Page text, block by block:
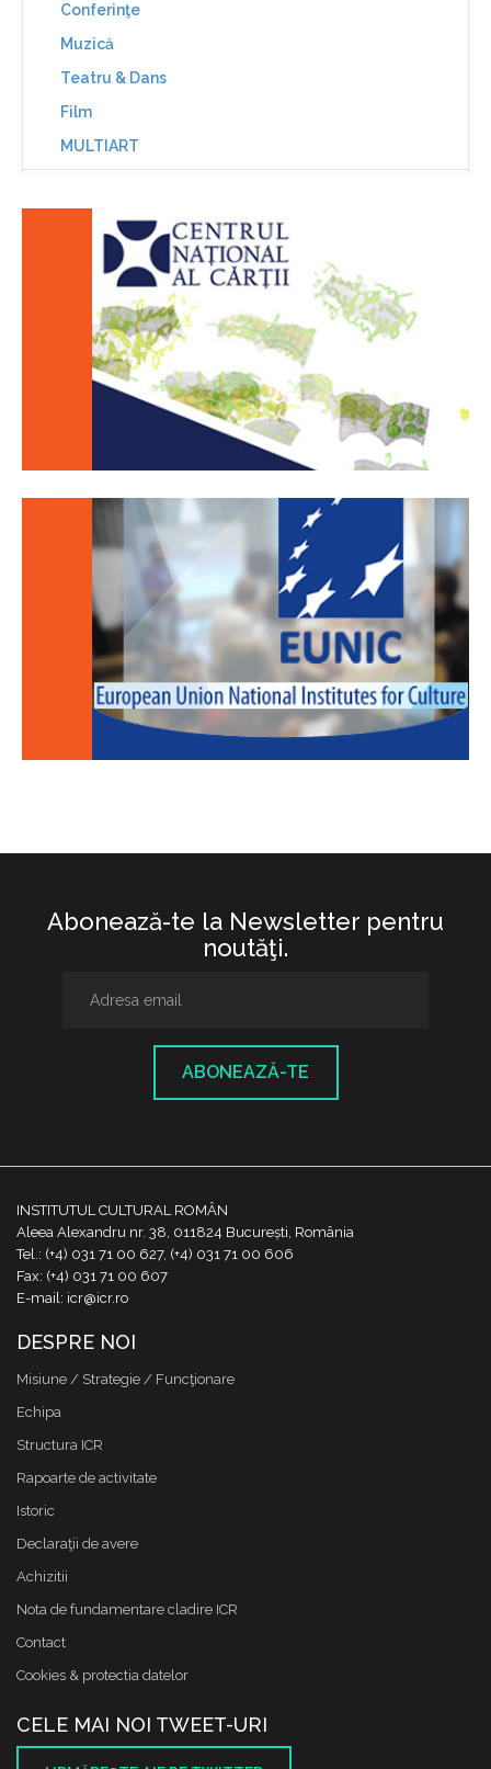
Conferinţe
Muzică
Teatru & Dans
Film
MULTIART
Abonează-te la Newsletter pentru
noutăţi.
ABONEAZĂ-TE
INSTITUTUL CULTURAL ROMÂN
Aleea Alexandru nr. 38, 011824 București, România
Tel.: (+4) 031 71 00 627, (+4) 031 71 00 606
Fax: (+4) 031 71 00 607
E-mail: icr@icr.ro
DESPRE NOI
Misiune / Strategie / Funcţionare
Echipa
Structura ICR
Rapoarte de activitate
Istoric
Declaraţii de avere
Achizitii
Nota de fundamentare cladire ICR
Contact
Cookies & protectia datelor
CELE MAI NOI TWEET-URI